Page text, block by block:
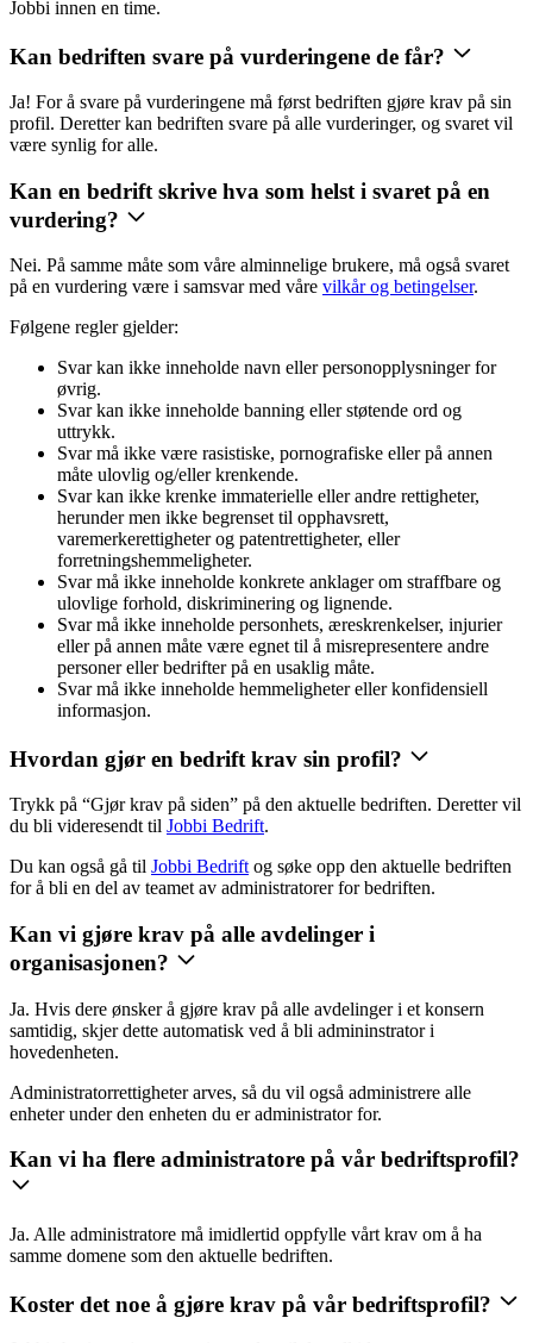
Jobbi innen en time.
Kan bedriften svare på vurderingene de får?
Ja! For å svare på vurderingene må først bedriften gjøre krav på sin
profil. Deretter kan bedriften svare på alle vurderinger, og svaret vil
være synlig for alle.
Kan en bedrift skrive hva som helst i svaret på en
vurdering?
Nei. På samme måte som våre alminnelige brukere, må også svaret
på en vurdering være i samsvar med våre vilkår og betingelser.
Følgene regler gjelder:
Svar kan ikke inneholde navn eller personopplysninger for
øvrig.
Svar kan ikke inneholde banning eller støtende ord og
uttrykk.
Svar må ikke være rasistiske, pornografiske eller på annen
måte ulovlig og/eller krenkende.
Svar kan ikke krenke immaterielle eller andre rettigheter,
herunder men ikke begrenset til opphavsrett,
varemerkerettigheter og patentrettigheter, eller
forretningshemmeligheter.
Svar må ikke inneholde konkrete anklager om straffbare og
ulovlige forhold, diskriminering og lignende.
Svar må ikke inneholde personhets, æreskrenkelser, injurier
eller på annen måte være egnet til å misrepresentere andre
personer eller bedrifter på en usaklig måte.
Svar må ikke inneholde hemmeligheter eller konfidensiell
informasjon.
Hvordan gjør en bedrift krav sin profil?
Trykk på “Gjør krav på siden” på den aktuelle bedriften. Deretter vil
du bli videresendt til Jobbi Bedrift.
Du kan også gå til Jobbi Bedriftog søke opp den aktuelle bedriften
for å bli en del av teamet av administratorer for bedriften.
Kan vi gjøre krav på alle avdelinger i
organisasjonen?
Ja. Hvis dere ønsker å gjøre krav på alle avdelinger i et konsern
samtidig, skjer dette automatisk ved å bli admininstrator i
hovedenheten.
Administratorrettigheter arves, så du vil også administrere alle
enheter under den enheten du er administrator for.
Kan vi ha flere administratore på vår bedriftsprofil?
Ja. Alle administratore må imidlertid oppfylle vårt krav om å ha
samme domene som den aktuelle bedriften.
Koster det noe å gjøre krav på vår bedriftsprofil?